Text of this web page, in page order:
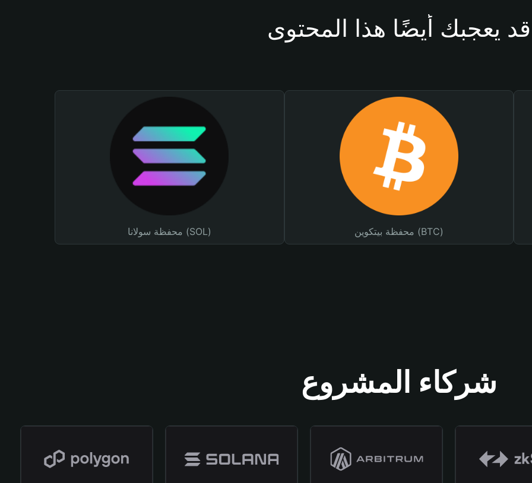
قد يعجبك أيضًا هذا المحتوى
محفظة سولانا (SOL) محفظة بيتكوين (BTC)
شركاء المشروع